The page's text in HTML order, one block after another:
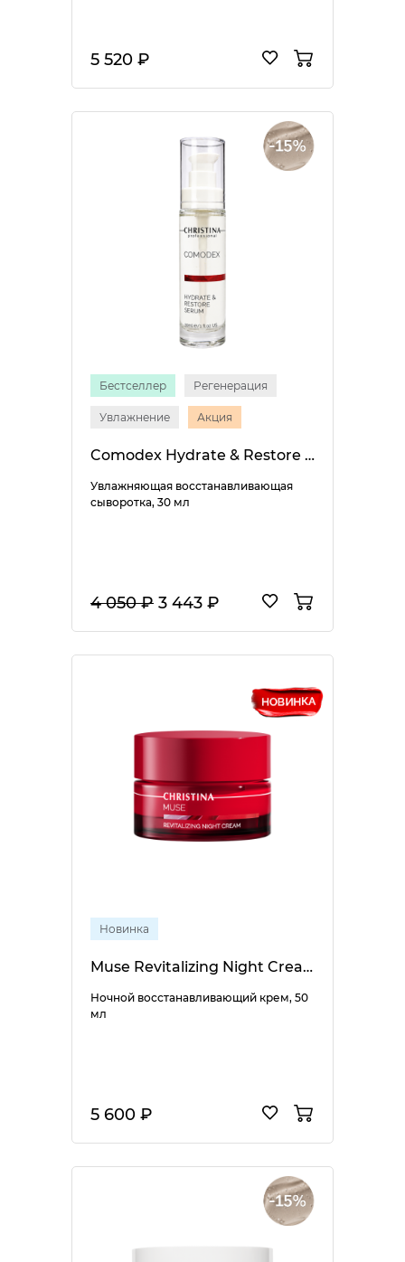
5 520 ₽
Бестселлер Регенерация
Увлажнение Акция
Comodex Hydrate & Restore Serum
Увлажняющая восстанавливающая
сыворотка, 30 мл
4 050 ₽ 3 443 ₽
Новинка
Muse Revitalizing Night Cream
Ночной восстанавливающий крем, 50
мл
5 600 ₽